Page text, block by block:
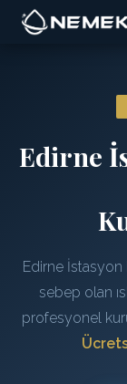
Edirne
Edirne
sebep olan
profesyonel